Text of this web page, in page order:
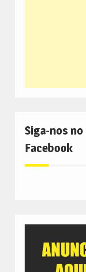
Siga-nos no
Facebook